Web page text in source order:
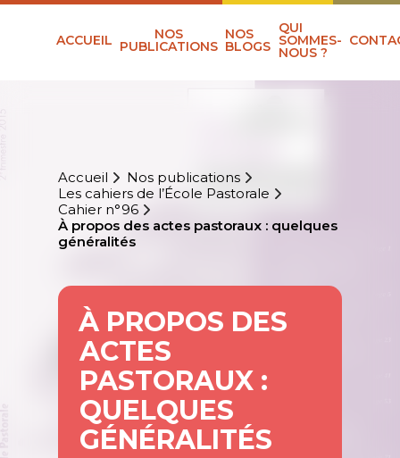
ACCUEIL NOS
PUBLICATIONS
NOS
BLOGS
QUI
SOMMES-
NOUS ?
Accueil
Nos publications
Les cahiers de l’École Pastorale
Cahier n°96
À propos des actes pastoraux : quelques
généralités
À PROPOS DES
ACTES
PASTORAUX :
QUELQUES
GÉNÉRALITÉS